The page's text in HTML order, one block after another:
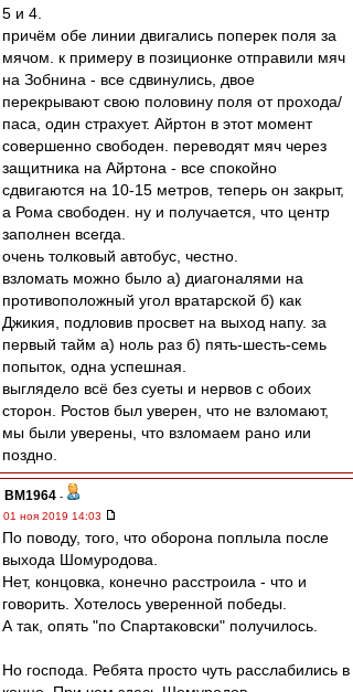
5 и 4.
причём обе линии двигались поперек поля за
мячом. к примеру в позиционке отправили мяч
на Зобнина - все сдвинулись, двое
перекрывают свою половину поля от прохода/
паса, один страхует. Айртон в этот момент
совершенно свободен. переводят мяч через
защитника на Айртона - все спокойно
сдвигаются на 10-15 метров, теперь он закрыт,
а Рома свободен. ну и получается, что центр
заполнен всегда.
очень толковый автобус, честно.
взломать можно было а) диагоналями на
противоположный угол вратарской б) как
Джикия, подловив просвет на выход напу. за
первый тайм а) ноль раз б) пять-шесть-семь
попыток, одна успешная.
выглядело всё без суеты и нервов с обоих
сторон. Ростов был уверен, что не взломают,
мы были уверены, что взломаем рано или
поздно.
BM1964 -
01 ноя 2019 14:03
По поводу, того, что оборона поплыла после
выхода Шомуродова.
Нет, концовка, конечно расстроила - что и
говорить. Хотелось уверенной победы.
А так, опять "по Спартаковски" получилось.
Но господа. Ребята просто чуть расслабились в